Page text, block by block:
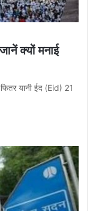
क्यों मनाई
यानी ईद (Eid) 21